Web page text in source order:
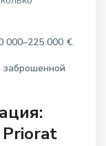
000–225 000 €.
Priorat